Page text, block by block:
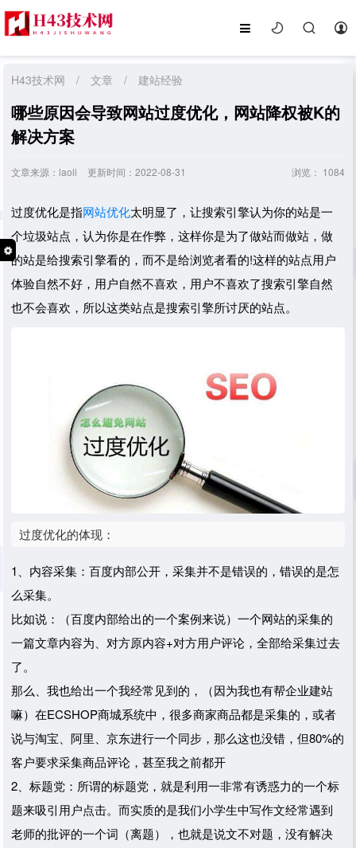
H43技术网 / 文章 / 建站经验
哪些原因会导致网站过度优化，网站降权被K的
解决方案
文章来源：laoli 更新时间：2022-08-31 浏览： 1084
过度优化是指网站优化太明显了，让搜索引擎认为你的站是一
个垃圾站点，认为你是在作弊，这样你是为了做站而做站，做
的站是给搜索引擎看的，而不是给浏览者看的!这样的站点用户
体验自然不好，用户自然不喜欢，用户不喜欢了搜索引擎自然
也不会喜欢，所以这类站点是搜索引擎所讨厌的站点。
过度优化的体现：
1、内容采集：百度内部公开，采集并不是错误的，错误的是怎
么采集。
比如说：（百度内部给出的一个案例来说）一个网站的采集的
一篇文章内容为、对方原内容+对方用户评论，全部给采集过去
了。
那么、我也给出一个我经常见到的，（因为我也有帮企业建站
嘛）在ECSHOP商城系统中，很多商家商品都是采集的，或者
说与淘宝、阿里、京东进行一个同步，那么这也没错，但80%的
客户要求采集商品评论，甚至我之前都开
2、标题党：所谓的标题党，就是利用一非常有诱惑力的一个标
题来吸引用户点击。而实质的是我们小学生中写作文经常遇到
老师的批评的一个词（离题），也就是说文不对题，没有解决